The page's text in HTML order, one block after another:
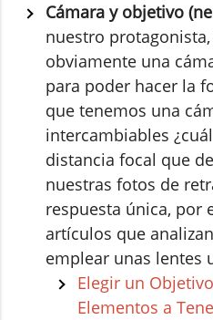
Cámara y objetivo
nuestro
obviamente una
para poder hacer la
que tenemos una
intercambiables
distancia focal que
nuestras fotos de
respuesta única, por
artículos que
emplear unas lentes
Elegir un
Elementos a